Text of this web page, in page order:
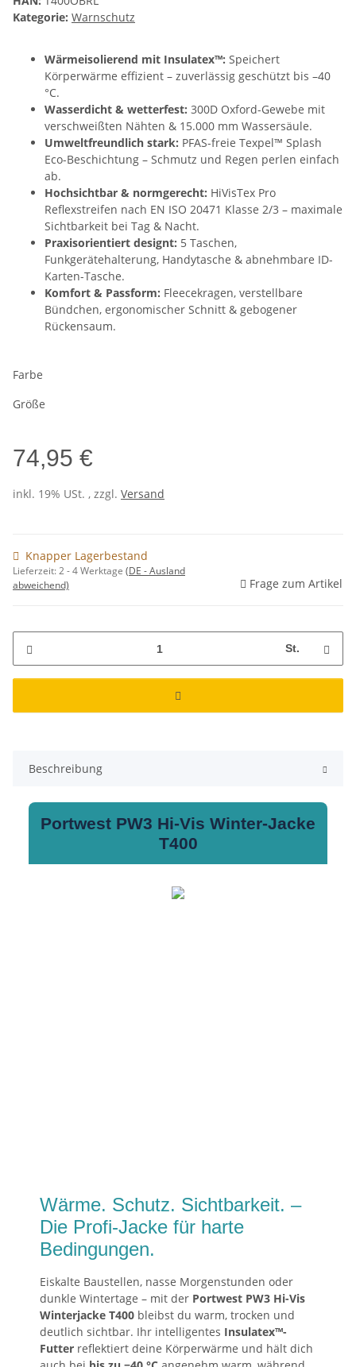
Kategorie: Warnschutz
Wärmeisolierend mit Insulatex™: Speichert
Körperwärme effizient – zuverlässig geschützt bis –40
°C.
Wasserdicht & wetterfest: 300D Oxford-Gewebe mit
verschweißten Nähten & 15.000 mm Wassersäule.
Umweltfreundlich stark: PFAS-freie Texpel™ Splash
Eco-Beschichtung – Schmutz und Regen perlen einfach
ab.
Hochsichtbar & normgerecht: HiVisTex Pro
Reflexstreifen nach EN ISO 20471 Klasse 2/3 – maximale
Sichtbarkeit bei Tag & Nacht.
Praxisorientiert designt: 5 Taschen,
Funkgerätehalterung, Handytasche & abnehmbare ID-
Karten-Tasche.
Komfort & Passform: Fleecekragen, verstellbare
Bündchen, ergonomischer Schnitt & gebogener
Rückensaum.
Farbe
Größe
74,95 €
inkl. 19% USt. , zzgl. Versand
Knapper Lagerbestand
Lieferzeit:2 - 4 Werktage (DE - Ausland
abweichend)
Frage zum Artikel
St.
Beschreibung
Portwest PW3 Hi-Vis Winter-Jacke
T400
Wärme. Schutz. Sichtbarkeit. –
Die Profi-Jacke für harte
Bedingungen.
Eiskalte Baustellen, nasse Morgenstunden oder
dunkle Wintertage – mit der Portwest PW3 Hi-Vis
Winterjacke T400 bleibst du warm, trocken und
deutlich sichtbar. Ihr intelligentes Insulatex™-
Futter reflektiert deine Körperwärme und hält dich